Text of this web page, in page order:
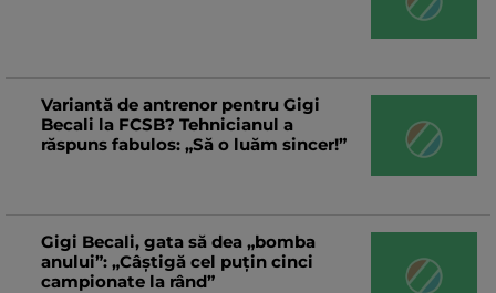
Dinamo a mai rezolvat un transfer!
Va costa 200.000 de euro
Fostul antrenor de la FCU Craiova a
Mititelu
Schimbare de ultim moment în
primul ”11” al Rapidului la Arad! S-a ”rupt”
la încălzire
Variantă de antrenor pentru Gigi
Becali la FCSB? Tehnicianul a
răspuns fabulos: „Să o luăm sincer!”
Gigi Becali, gata să dea „bomba
anului”: „Câștigă cel puțin cinci
campionate la rând”